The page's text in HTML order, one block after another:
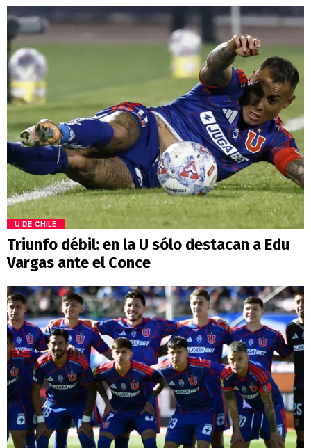
U DE CHILE
Triunfo débil: en la U sólo destacan a Edu
Vargas ante el Conce